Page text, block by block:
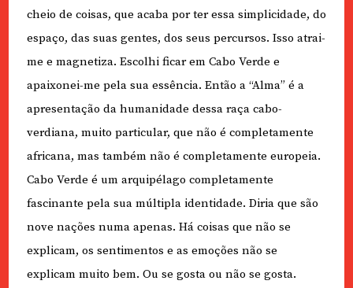
cheio de coisas, que acaba por ter essa simplicidade, do
espaço, das suas gentes, dos seus percursos. Isso atrai-
me e magnetiza. Escolhi ficar em Cabo Verde e
apaixonei-me pela sua essência. Então a “Alma” é a
apresentação da humanidade dessa raça cabo-
verdiana, muito particular, que não é completamente
africana, mas também não é completamente europeia.
Cabo Verde é um arquipélago completamente
fascinante pela sua múltipla identidade. Diria que são
nove nações numa apenas. Há coisas que não se
explicam, os sentimentos e as emoções não se
explicam muito bem. Ou se gosta ou não se gosta.